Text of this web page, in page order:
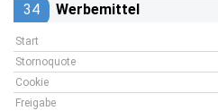
34 Werbemittel
Start
Stornoquote
Cookie
Freigabe